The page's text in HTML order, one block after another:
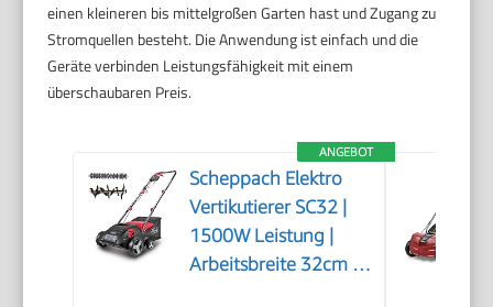
einen kleineren bis mittelgroßen Garten hast und Zugang zu
Stromquellen besteht. Die Anwendung ist einfach und die
Geräte verbinden Leistungsfähigkeit mit einem
überschaubaren Preis.
ANGEBOT
Scheppach Elektro
Vertikutierer SC32 |
1500W Leistung |
Arbeitsbreite 32cm |